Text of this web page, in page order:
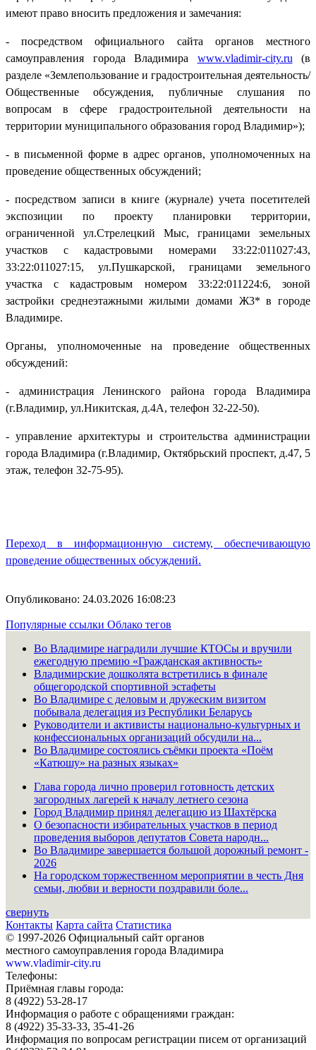
имеют право вносить предложения и замечания:
- посредством официального сайта органов местного
самоуправления города Владимира www.vladimir-city.ru (в
разделе «Землепользование и градостроительная деятельность/
Общественные обсуждения, публичные слушания по
вопросам в сфере градостроительной деятельности на
территории муниципального образования город Владимир»);
- в письменной форме в адрес органов, уполномоченных на
проведение общественных обсуждений;
- посредством записи в книге (журнале) учета посетителей
экспозиции по проекту планировки территории,
ограниченной ул.Стрелецкий Мыс, границами земельных
участков с кадастровыми номерами 33:22:011027:43,
33:22:011027:15, ул.Пушкарской, границами земельного
участка с кадастровым номером 33:22:011224:6, зоной
застройки среднеэтажными жилыми домами Ж3* в городе
Владимире.
Органы, уполномоченные на проведение общественных
обсуждений:
- администрация Ленинского района города Владимира
(г.Владимир, ул.Никитская, д.4А, телефон 32-22-50).
- управление архитектуры и строительства администрации
города Владимира (г.Владимир, Октябрьский проспект, д.47, 5
этаж, телефон 32-75-95).
Переход в информационную систему, обеспечивающую
проведение общественных обсуждений.
Опубликовано: 24.03.2026 16:08:23
Популярные ссылки Облако тегов
Во Владимире наградили лучшие КТОСы и вручили
ежегодную премию «Гражданская активность»
Владимирские дошколята встретились в финале
общегородской спортивной эстафеты
Во Владимире с деловым и дружеским визитом
побывала делегация из Республики Беларусь
Руководители и активисты национально-культурных и
конфессиональных организаций обсудили на...
Во Владимире состоялись съёмки проекта «Поём
«Катюшу» на разных языках»
Глава города лично проверил готовность детских
загородных лагерей к началу летнего сезона
Город Владимир принял делегацию из Шахтёрска
О безопасности избирательных участков в период
проведения выборов депутатов Совета народн...
Во Владимире завершается большой дорожный ремонт -
2026
На городском торжественном мероприятии в честь Дня
семьи, любви и верности поздравили боле...
свернуть
Контакты Карта сайта Статистика
© 1997-2026 Официальный сайт органов
местного самоуправления города Владимира
www.vladimir-city.ru
Телефоны:
Приёмная главы города:
8 (4922) 53-28-17
Информация о работе с обращениями граждан:
8 (4922) 35-33-33, 35-41-26
Информация по вопросам регистрации писем от организаций